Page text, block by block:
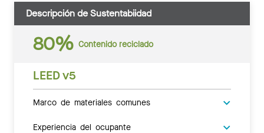
Descripción de Sustentabiidad
80% Contenido reciclado
LEED v5
Marco de materiales comunes
Experiencia del ocupante